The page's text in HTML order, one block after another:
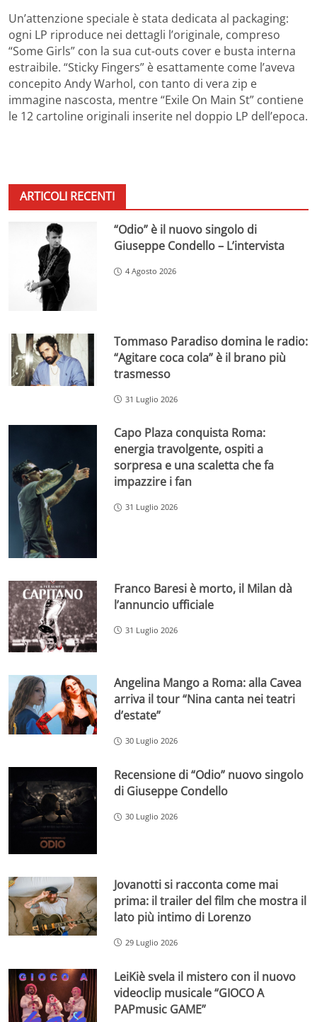
Un’attenzione speciale è stata dedicata al packaging:
ogni LP riproduce nei dettagli l’originale, compreso
“Some Girls” con la sua cut-outs cover e busta interna
estraibile. “Sticky Fingers” è esattamente come l’aveva
concepito Andy Warhol, con tanto di vera zip e
immagine nascosta, mentre “Exile On Main St” contiene
le 12 cartoline originali inserite nel doppio LP dell’epoca.
ARTICOLI RECENTI
“Odio” è il nuovo singolo di
Giuseppe Condello – L’intervista
4 Agosto 2026
Tommaso Paradiso domina le radio:
“Agitare coca cola” è il brano più
trasmesso
31 Luglio 2026
Capo Plaza conquista Roma:
energia travolgente, ospiti a
sorpresa e una scaletta che fa
impazzire i fan
31 Luglio 2026
Franco Baresi è morto, il Milan dà
l’annuncio ufficiale
31 Luglio 2026
Angelina Mango a Roma: alla Cavea
arriva il tour “Nina canta nei teatri
d’estate”
30 Luglio 2026
Recensione di “Odio” nuovo singolo
di Giuseppe Condello
30 Luglio 2026
Jovanotti si racconta come mai
prima: il trailer del film che mostra il
lato più intimo di Lorenzo
29 Luglio 2026
LeiKiè svela il mistero con il nuovo
videoclip musicale “GIOCO A
PAPmusic GAME”